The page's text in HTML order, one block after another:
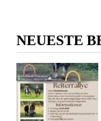
NEUESTE